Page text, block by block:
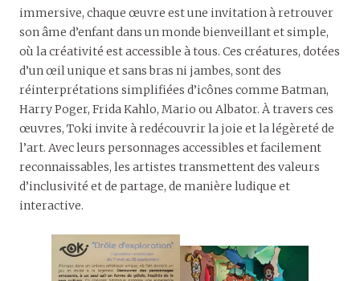
immersive, chaque œuvre est une invitation à retrouver
son âme d’enfant dans un monde bienveillant et simple,
où la créativité est accessible à tous. Ces créatures, dotées
d’un œil unique et sans bras ni jambes, sont des
réinterprétations simplifiées d’icônes comme Batman,
Harry Poger, Frida Kahlo, Mario ou Albator. À travers ces
œuvres, Toki invite à redécouvrir la joie et la légèreté de
l’art. Avec leurs personnages accessibles et facilement
reconnaissables, les artistes transmettent des valeurs
d’inclusivité et de partage, de manière ludique et
interactive.